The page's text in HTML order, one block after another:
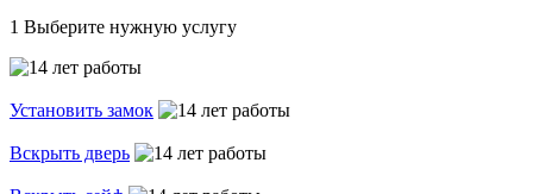
1 Выберите нужную услугу
Установить замок
Вскрыть дверь